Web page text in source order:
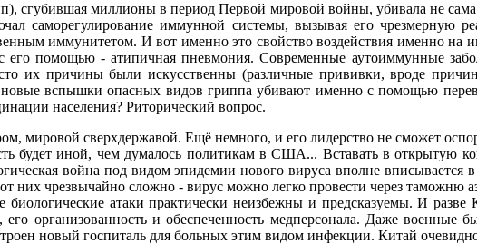
сгубившая миллионы в период Первой мировой войны, убивала не
саморегулирование иммунной системы, вызывая его
иммунитетом. И вот именно это свойство воздействия именно на
его помощью - атипичная пневмония. Современные аутоиммунные
их причины были искусственны (различные прививки, вроде
вспышки опасных видов гриппа убивают именно с помощью
населения? Риторический вопрос.
мировой сверхдержавой. Ещё немного, и его лидерство не сможет
будет иной, чем думалось политикам в США... Вставать в открытую
война под видом эпидемии нового вируса вполне
них чрезвычайно сложно - вирус можно легко провести через таможню
атаки практически неизбежны и предсказуемы. И разве
организованность и обеспеченность медперсонала. Даже
новый госпиталь для больных этим видом инфекции. Китай